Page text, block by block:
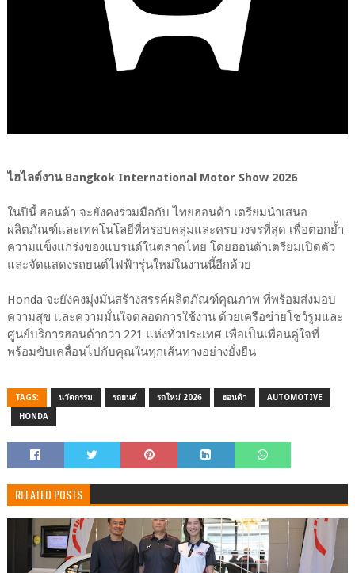
ไฮไลต์งาน Bangkok International Motor Show 2026
ในปีนี้ ฮอนด้า จะยังคงร่วมมือกับ ไทยฮอนด้า เตรียมนำเสนอ
ผลิตภัณฑ์และเทคโนโลยีที่ครอบคลุมและครบวงจรที่สุด เพื่อตอกย้ำ
ความแข็งแกร่งของแบรนด์ในตลาดไทย โดยฮอนด้าเตรียมเปิดตัว
และจัดแสดงรถยนต์ไฟฟ้ารุ่นใหม่ในงานนี้อีกด้วย
Honda จะยังคงมุ่งมั่นสร้างสรรค์ผลิตภัณฑ์คุณภาพ ที่พร้อมส่งมอบ
ความสุข และความมั่นใจตลอดการใช้งาน ด้วยเครือข่ายโชว์รูมและ
ศูนย์บริการฮอนด้ากว่า 221 แห่งทั่วประเทศ เพื่อเป็นเพื่อนคู่ใจที่
พร้อมขับเคลื่อนไปกับคุณในทุกเส้นทางอย่างยั่งยืน
TAGS: นวัตกรรม รถยนต์ รถใหม่ 2026 ฮอนด้า AUTOMOTIVE
HONDA
RELATED POSTS